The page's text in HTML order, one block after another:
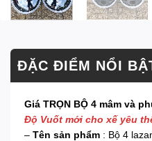
ĐẶC ĐIỂM NỔI
Giá TRỌN BỘ 4 mâm và
Độ Vuốt mới cho xế yêu
– Tên sản phẩm : Bộ 4